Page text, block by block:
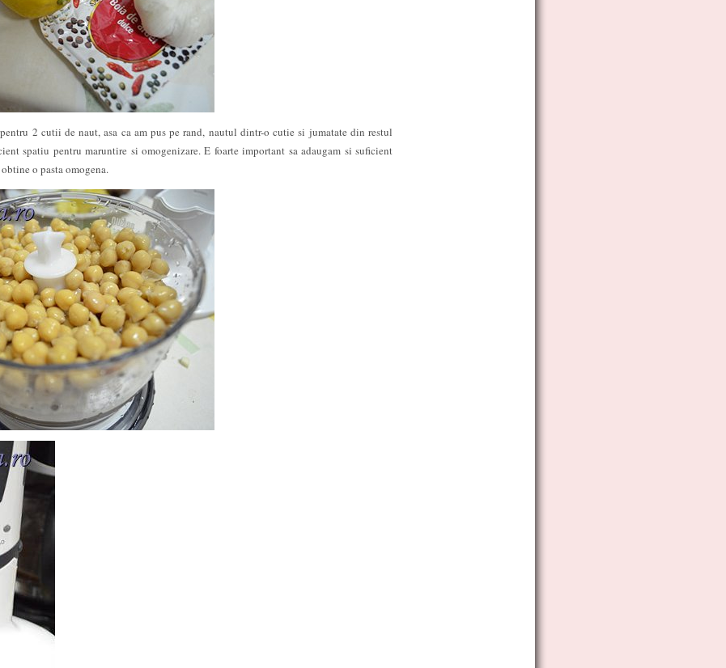
2 cutii de naut, asa ca am pus pe rand, nautul dintr-o cutie si jumatate din restul
spatiu pentru maruntire si omogenizare. E foarte important sa adaugam si suficient
o pasta omogena.